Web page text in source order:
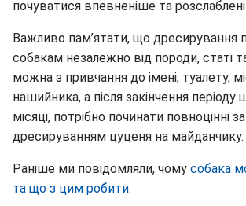
почуватися впевненіше та
Важливо пам’ятати, що дресирування
собакам незалежно від породи, статі
можна з привчання до імені, туалету,
нашийника, а після закінчення періоду
місяці, потрібно починати повноцінні
дресируванням цуценя на майданчику.
Раніше ми повідомляли, чому собака
та що з цим робити.